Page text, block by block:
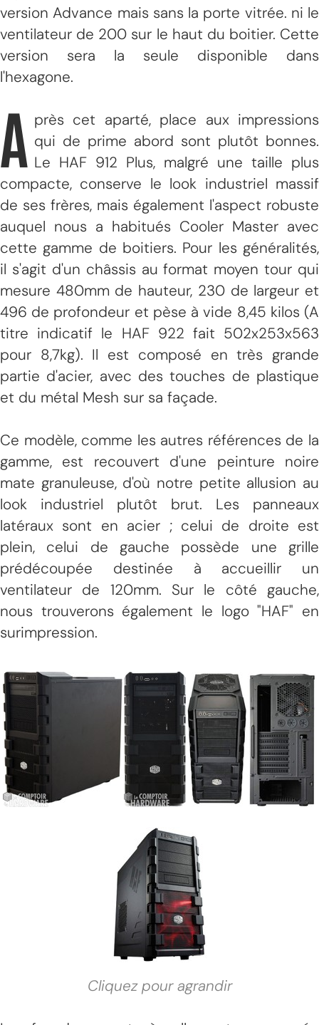
version Advance mais sans la porte vitrée. ni le
ventilateur de 200 sur le haut du boitier. Cette
version sera la seule disponible dans
l'hexagone.
A près cet aparté, place aux impressions
qui de prime abord sont plutôt bonnes.
Le HAF 912 Plus, malgré une taille plus
compacte, conserve le look industriel massif
de ses frères, mais également l'aspect robuste
auquel nous a habitués Cooler Master avec
cette gamme de boitiers. Pour les généralités,
il s'agit d'un châssis au format moyen tour qui
mesure 480mm de hauteur, 230 de largeur et
496 de profondeur et pèse à vide 8,45 kilos (A
titre indicatif le HAF 922 fait 502x253x563
pour 8,7kg). Il est composé en très grande
partie d'acier, avec des touches de plastique
et du métal Mesh sur sa façade.
Ce modèle, comme les autres références de la
gamme, est recouvert d'une peinture noire
mate granuleuse, d'où notre petite allusion au
look industriel plutôt brut. Les panneaux
latéraux sont en acier ; celui de droite est
plein, celui de gauche possède une grille
prédécoupée destinée à accueillir un
ventilateur de 120mm. Sur le côté gauche,
nous trouverons également le logo "HAF" en
surimpression.
Cliquez pour agrandir